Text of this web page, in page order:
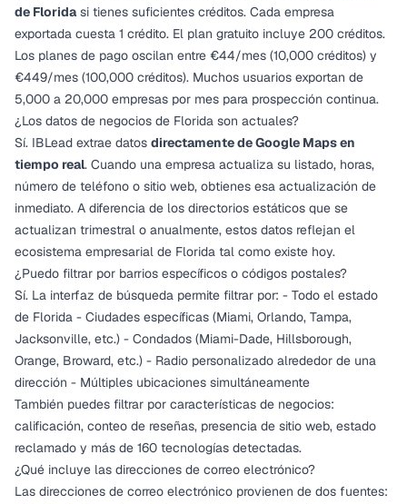
de Floridasi tienes suficientes créditos. Cada empresa
exportada cuesta 1 crédito. El plan gratuito incluye 200 créditos.
Los planes de pago oscilan entre €44/mes (10,000 créditos) y
€449/mes (100,000 créditos). Muchos usuarios exportan de
5,000 a 20,000 empresas por mes para prospección continua.
¿Los datos de negocios de Florida son actuales?
Sí. IBLead extrae datos directamente de Google Maps en
tiempo real. Cuando una empresa actualiza su listado, horas,
número de teléfono o sitio web, obtienes esa actualización de
inmediato. A diferencia de los directorios estáticos que se
actualizan trimestral o anualmente, estos datos reflejan el
ecosistema empresarial de Florida tal como existe hoy.
¿Puedo filtrar por barrios específicos o códigos postales?
Sí. La interfaz de búsqueda permite filtrar por: - Todo el estado
de Florida - Ciudades específicas (Miami, Orlando, Tampa,
Jacksonville, etc.) - Condados (Miami-Dade, Hillsborough,
Orange, Broward, etc.) - Radio personalizado alrededor de una
dirección - Múltiples ubicaciones simultáneamente
También puedes filtrar por características de negocios:
calificación, conteo de reseñas, presencia de sitio web, estado
reclamado y más de 160 tecnologías detectadas.
¿Qué incluye las direcciones de correo electrónico?
Las direcciones de correo electrónico provienen de dos fuentes: